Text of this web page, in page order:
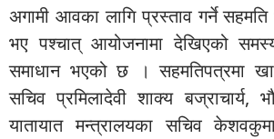
अगामी आवका लागि प्रस्ताव गर्ने
भए पश्चात् आयोजनामा देखिएको
समाधान भएको छ । सहमतिपत्रमा
सचिव प्रमिलादेवी शाक्य बज्राचार्य,
यातायात मन्त्रालयका सचिव